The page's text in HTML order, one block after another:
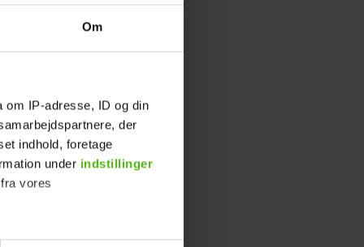
Om
IP-adresse, ID og din
der
indhold, foretage
under indstillinger
vores
tilfælde
de